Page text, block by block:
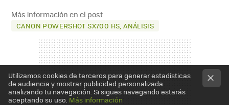
Más información en el post
CANON POWERSHOT SX700 HS, ANÁLISIS
Utilizamos cookies de terceros para generar estadísticas
de audiencia y mostrar publicidad personalizada
analizando tu navegación. Si sigues navegando estarás
aceptando su uso. Más información